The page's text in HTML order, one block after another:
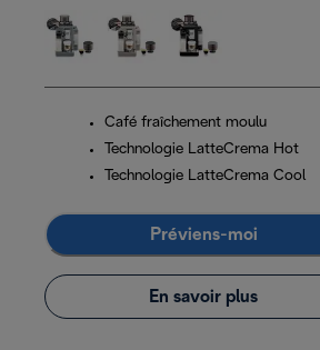
Café fraîchement moulu
Technologie LatteCrema Hot
Technologie LatteCrema Cool
Préviens-moi
En savoir plus